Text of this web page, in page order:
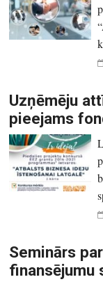
Uzņēmēju
pieejams
Seminārs
finansējumu